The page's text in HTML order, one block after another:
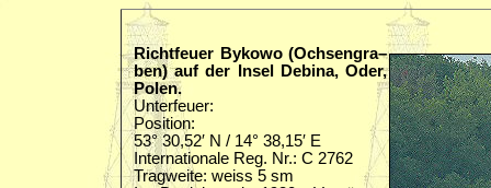
Richtfeuer Bykowo (Ochsengra–
ben) auf der Insel Debina, Oder,
Polen.
Unterfeuer:
Position:
53° 30,52′ N / 14° 38,15′ E
Internationale Reg. Nr.: C 2762
Tragweite: weiss 5 sm